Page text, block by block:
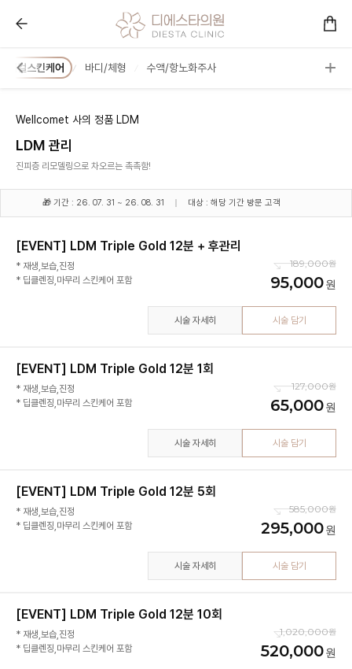
메디컬스킨케어 :: 콜라겐을 아는 피부과 디에스타의원ㅣ광
디컬스킨케어 바디/체형 수액/항노화주사
Wellcomet 사의 정품 LDM
LDM 관리
진피층 리모델링으로 차오르는 촉촉함!
🎁 기간 : 26. 07. 31 ~ 26. 08. 31 대상 : 해당 기간 방문 고객
[EVENT] LDM Triple Gold 12분 + 후관리
* 재생,보습,진정
* 딥클렌징,마무리 스킨케어 포함
189,000
95,000
시술 자세히 시술 담기
[EVENT] LDM Triple Gold 12분 1회
* 재생,보습,진정
* 딥클렌징,마무리 스킨케어 포함
127,000
65,000
시술 자세히 시술 담기
[EVENT] LDM Triple Gold 12분 5회
* 재생,보습,진정
* 딥클렌징,마무리 스킨케어 포함
585,000
295,000
시술 자세히 시술 담기
[EVENT] LDM Triple Gold 12분 10회
* 재생,보습,진정
* 딥클렌징,마무리 스킨케어 포함
1,020,000
520,000